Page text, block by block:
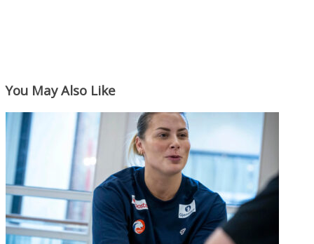
You May Also Like